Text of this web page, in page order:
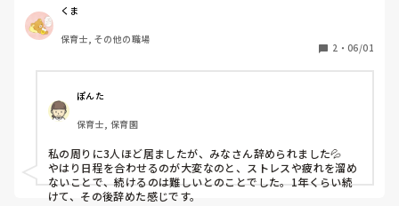
夫と相談して、今年9月くらいから本格的に専門の病院に通
って不妊治療していきたいと思っているのですが、
そのためには平日でも指定された日に通院しなければいけな
ないこともあるかもしれないので、働き方を変えたいなと思
っています(現在遅番担当で診療時間内に行けないため)。
ただ、今私は0,1歳児クラスの唯一のフルタイムパートで、
担任の先生からも「頼りにしてるよ！」と言っていただけて
いるため、とても言いづらいです…。
園の考え方もちょっと古いところあるし(休憩無いとか有給
取りにくいとか)不安です。
先に担任の先生に言うべきか、主任の先生に言うべきか…
くま
保育士, その他の職場
2 ・ 06/01
ぽんた
保育士, 保育園
私の周りに3人ほど居ましたが、みなさん辞められました💦
やはり日程を合わせるのが大変なのと、ストレスや疲れを溜め
ないことで、続けるのは難しいとのことでした。1年くらい続
けて、その後辞めた感じです。